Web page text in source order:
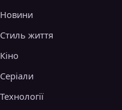
Новини
Стиль життя
Кіно
Серіали
Технології